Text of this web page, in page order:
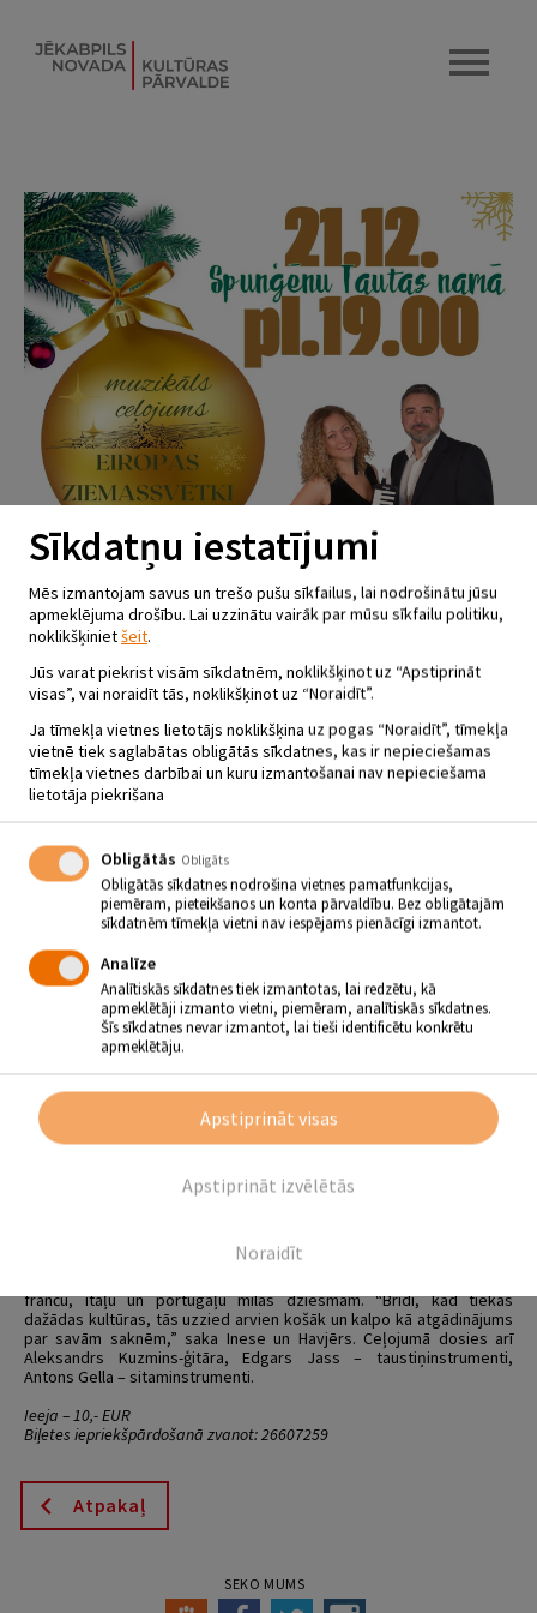
MUZIKĀLS CEĻOJUMS “EIROPAS
ZIEMASSVĒTKI” – INESE
ĒRMANE UN HAVJĒRS
FERNANDESS
21.12.2024 - plkst.19.00
Spuņģēnu Tautas nams
Muzikāls ceļojums “Eiropas Ziemassvētki”
Koncertprogrammā mūziķi piedāvās reibinošu, muzikālu
franču, itāļu un portugāļu mīlas dziesmām. “Brīdī, kad tiekas
dažādas kultūras, tās uzzied arvien košāk un kalpo kā atgādinājums
par savām saknēm,” saka Inese un Havjērs. Ceļojumā dosies arī
Aleksandrs Kuzmins-ģitāra, Edgars Jass – taustiņinstrumenti,
Antons Gella – sitaminstrumenti.
Ieeja – 10,- EUR
Biļetes iepriekšpārdošanā zvanot: 26607259
Atpakaļ
SEKO MUMS
Sīkdatņu iestatījumi
Mēs izmantojam savus un trešo pušu sīkfailus, lai nodrošinātu jūsu
apmeklējuma drošību. Lai uzzinātu vairāk par mūsu sīkfailu politiku,
noklikšķinietšeit.
Jūs varat piekrist visām sīkdatnēm, noklikšķinot uz “Apstiprināt
visas”, vai noraidīt tās, noklikšķinot uz “Noraidīt”.
Ja tīmekļa vietnes lietotājs noklikšķina uz pogas “Noraidīt”, tīmekļa
vietnē tiek saglabātas obligātās sīkdatnes, kas ir nepieciešamas
tīmekļa vietnes darbībai un kuru izmantošanai nav nepieciešama
lietotāja piekrišana
Obligātās Obligāts
Obligātās sīkdatnes nodrošina vietnes pamatfunkcijas,
piemēram, pieteikšanos un konta pārvaldību. Bez obligātajām
sīkdatnēm tīmekļa vietni nav iespējams pienācīgi izmantot.
Analīze
Analītiskās sīkdatnes tiek izmantotas, lai redzētu, kā
apmeklētāji izmanto vietni, piemēram, analītiskās sīkdatnes.
Šīs sīkdatnes nevar izmantot, lai tieši identificētu konkrētu
apmeklētāju.
Noraidīt
Apstiprināt izvēlētās
Apstiprināt visas